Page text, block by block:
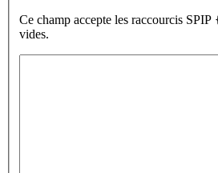
Ce champ accepte les raccourcis SPIP
vides.